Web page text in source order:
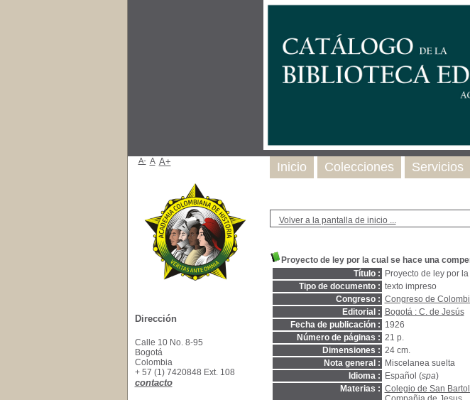
Volver a la pantalla de inicio ...
Proyecto de ley por la cual se hace una
Título :
Proyecto de ley por
Tipo de documento : texto impreso
Congreso : Congreso de
Editorial :
Bogotá : C. de Jesús
Fecha de publicación : 1926
Número de páginas : 21 p.
Dimensiones : 24 cm.
Nota general :
Miscelanea suelta
Idioma :
Español (spa)
Materias : Colegio de San
Inicio Colecciones Servicios
A- A A+
Dirección
Calle 10 No. 8-95
Bogotá
Colombia
+ 57 (1) 7420848 Ext. 108
contacto